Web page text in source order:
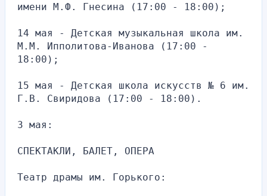
имени М.Ф. Гнесина (17:00 - 18:00);
14 мая - Детская музыкальная школа им.
М.М. Ипполитова-Иванова (17:00 -
18:00);
15 мая - Детская школа искусств № 6 им.
Г.В. Свиридова (17:00 - 18:00).
3 мая:
СПЕКТАКЛИ, БАЛЕТ, ОПЕРА
Театр драмы им. Горького: